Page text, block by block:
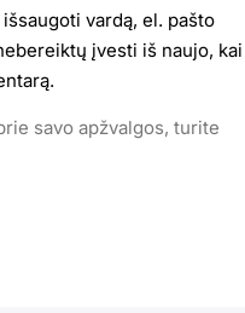
vardą, el. pašto
įvesti iš naujo, kai
savo apžvalgos, turite